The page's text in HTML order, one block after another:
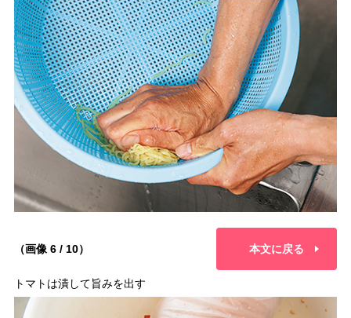
（画像 6 / 10） 本文に戻る
トマトは潰して旨みを出す